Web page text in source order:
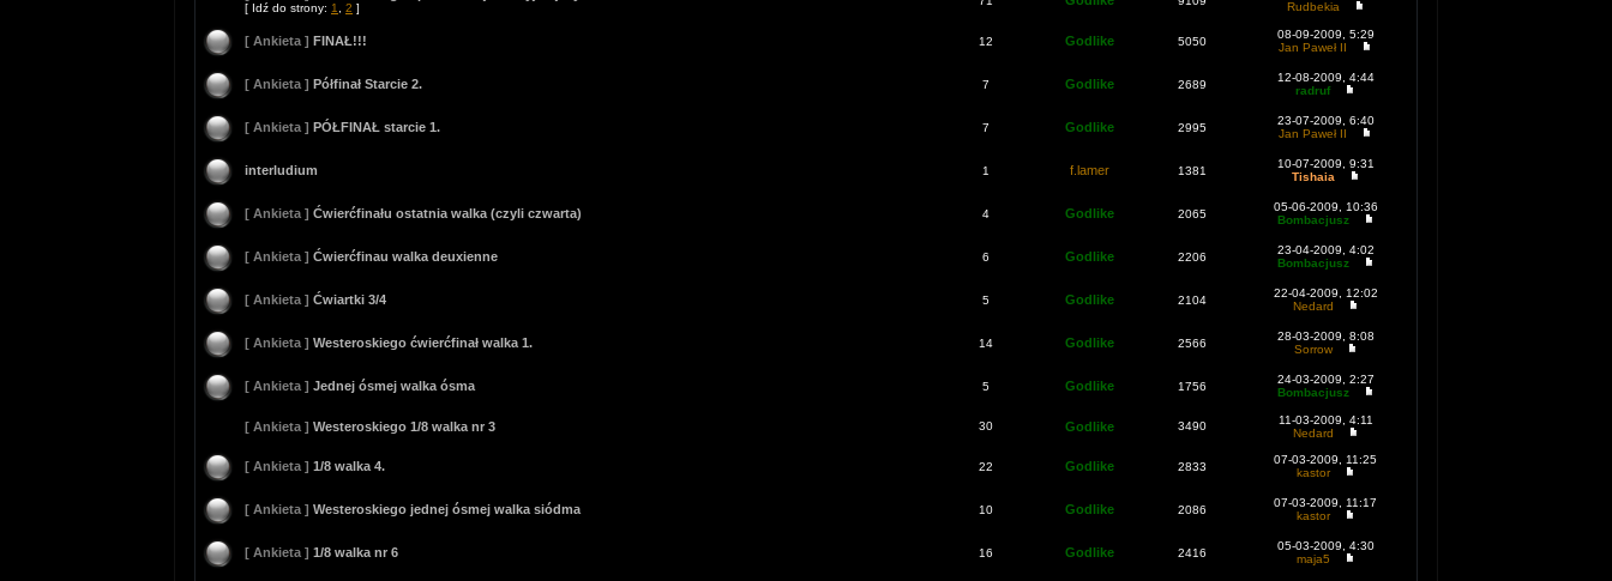
[ Idź do strony: 1 2 ]
Rudbekia
[ Ankieta ] FINAŁ!!! 12 Godlike 5050
08-09-2009, 5:29
Jan Paweł II
[ Ankieta ] Półfinał Starcie 2. 7 Godlike 2689
12-08-2009, 4:44
radruf
[ Ankieta ] PÓŁFINAŁ starcie 1. 7 Godlike 2995
23-07-2009, 6:40
Jan Paweł II
interludium 1 f.lamer 1381
10-07-2009, 9:31
Tishaia
[ Ankieta ] Ćwierćfinału ostatnia walka (czyli czwarta) 4 Godlike 2065
05-06-2009, 10:36
Bombacjusz
[ Ankieta ] Ćwierćfinau walka deuxienne 6 Godlike 2206
23-04-2009, 4:02
Bombacjusz
[ Ankieta ] Ćwiartki 3/4 5 Godlike 2104
22-04-2009, 12:02
Nedard
[ Ankieta ] Westeroskiego ćwierćfinał walka 1. 14 Godlike 2566
28-03-2009, 8:08
Sorrow
[ Ankieta ] Jednej ósmej walka ósma 5 Godlike 1756
24-03-2009, 2:27
Bombacjusz
[ Ankieta ] Westeroskiego 1/8 walka nr 3 30 Godlike 3490
11-03-2009, 4:11
Nedard
[ Ankieta ] 1/8 walka 4. 22 Godlike 2833
07-03-2009, 11:25
kastor
[ Ankieta ] Westeroskiego jednej ósmej walka siódma 10 Godlike 2086
07-03-2009, 11:17
kastor
[ Ankieta ] 1/8 walka nr 6 16 Godlike 2416
05-03-2009, 4:30
maja5